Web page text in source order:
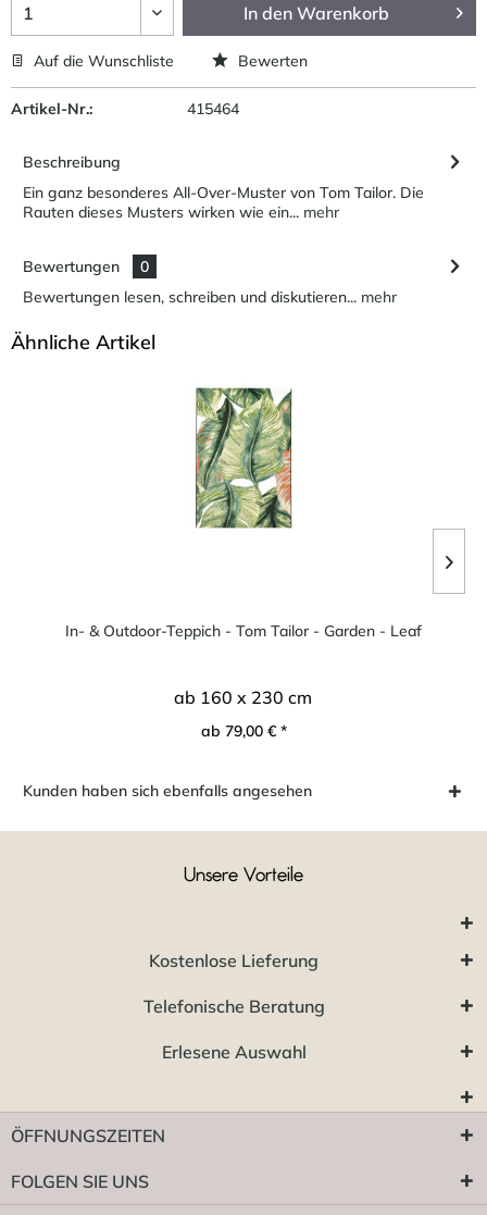
In den Warenkorb
Auf die Wunschliste Bewerten
Artikel-Nr.: 415464
Beschreibung
Ein ganz besonderes All-Over-Muster von Tom Tailor. Die
Rauten dieses Musters wirken wie ein... mehr
Bewertungen
0
Bewertungen lesen, schreiben und diskutieren... mehr
Ähnliche Artikel
In- & Outdoor-Teppich - Tom Tailor - Garden - Leaf
ab 160 x 230 cm
ab 79,00 € *
Kunden haben sich ebenfalls angesehen
Unsere Vorteile
Kostenlose Lieferung
Telefonische Beratung
Erlesene Auswahl
ÖFFNUNGSZEITEN
FOLGEN SIE UNS